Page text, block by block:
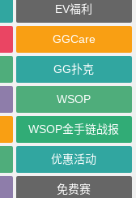
EV福利
GGCare
GG扑克
WSOP
WSOP金手链战报
优惠活动
免费赛